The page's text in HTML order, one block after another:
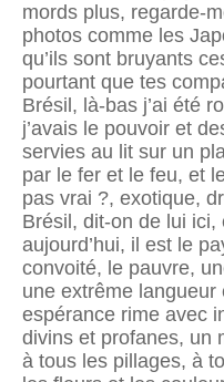
mords plus, regarde-
photos comme les
qu’ils sont bruyants
pourtant que tes
Brésil, là-bas j’ai été
j’avais le pouvoir et
servies au lit sur un
par le fer et le feu, et
pas vrai ?, exotique,
Brésil, dit-on de lui
aujourd’hui, il est le
convoité, le pauvre,
une extrême
espérance rime avec
divins et profanes, un
à tous les pillages, à